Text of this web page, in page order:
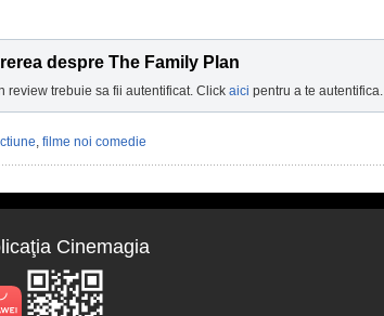
despre The Family Plan
review trebuie sa fii autentificat. Click aici pentru a te autentifica.
, filme noi comedie
Cinemagia